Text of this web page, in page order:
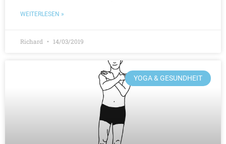
WEITERLESEN »
Richard 14/03/2019
YOGA & GESUNDHEIT